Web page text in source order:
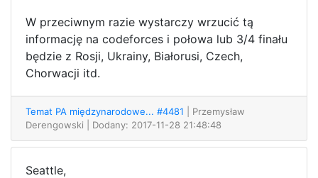
W przeciwnym razie wystarczy wrzucić tą
informację na codeforces i połowa lub 3/4 finału
będzie z Rosji, Ukrainy, Białorusi, Czech,
Chorwacji itd.
Temat PA międzynarodowe... #4481
| Przemysław
Derengowski
| Dodany: 2017-11-28 21:48:48
Seattle,